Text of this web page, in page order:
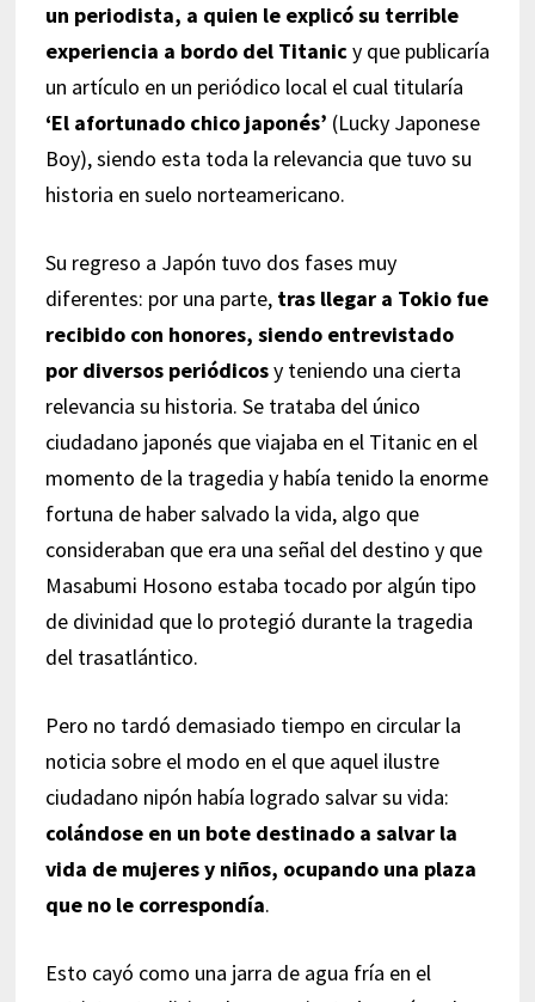
un periodista, a quien le explicó su terrible
experiencia a bordo del Titanicy que publicaría
un artículo en un periódico local el cual titularía
‘El afortunado chico japonés’ (Lucky Japonese
Boy), siendo esta toda la relevancia que tuvo su
historia en suelo norteamericano.
Su regreso a Japón tuvo dos fases muy
diferentes: por una parte, tras llegar a Tokio fue
recibido con honores, siendo entrevistado
por diversos periódicosy teniendo una cierta
relevancia su historia. Se trataba del único
ciudadano japonés que viajaba en el Titanic en el
momento de la tragedia y había tenido la enorme
fortuna de haber salvado la vida, algo que
consideraban que era una señal del destino y que
Masabumi Hosono estaba tocado por algún tipo
de divinidad que lo protegió durante la tragedia
del trasatlántico.
Pero no tardó demasiado tiempo en circular la
noticia sobre el modo en el que aquel ilustre
ciudadano nipón había logrado salvar su vida:
colándose en un bote destinado a salvar la
vida de mujeres y niños, ocupando una plaza
que no le correspondía.
Esto cayó como una jarra de agua fría en el